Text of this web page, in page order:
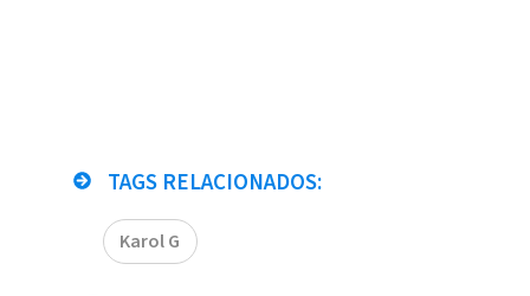
TAGS RELACIONADOS:
Karol G